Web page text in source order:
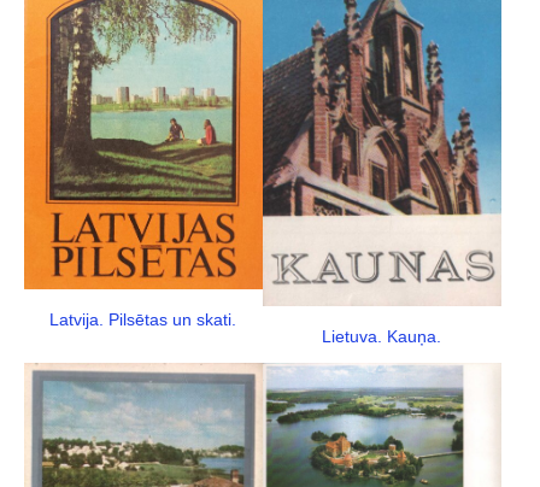
Latvija. Pilsētas un skati.
Lietuva. Kauņa.